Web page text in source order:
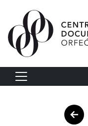
Vés al contingut
Navegació